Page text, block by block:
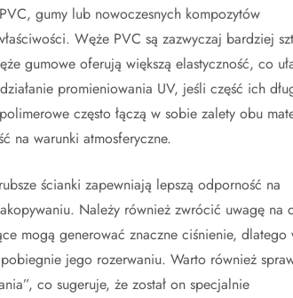
gumy lub nowoczesnych kompozytów
Węże PVC są zazwyczaj bardziej
gumowe oferują większą elastyczność, co
promieniowania UV, jeśli część ich
często łączą w sobie zalety obu
na warunki atmosferyczne.
ścianki zapewniają lepszą odporność na
Należy również zwrócić uwagę na
mogą generować znaczne ciśnienie, dlatego
jego rozerwaniu. Warto również
co sugeruje, że został on specjalnie